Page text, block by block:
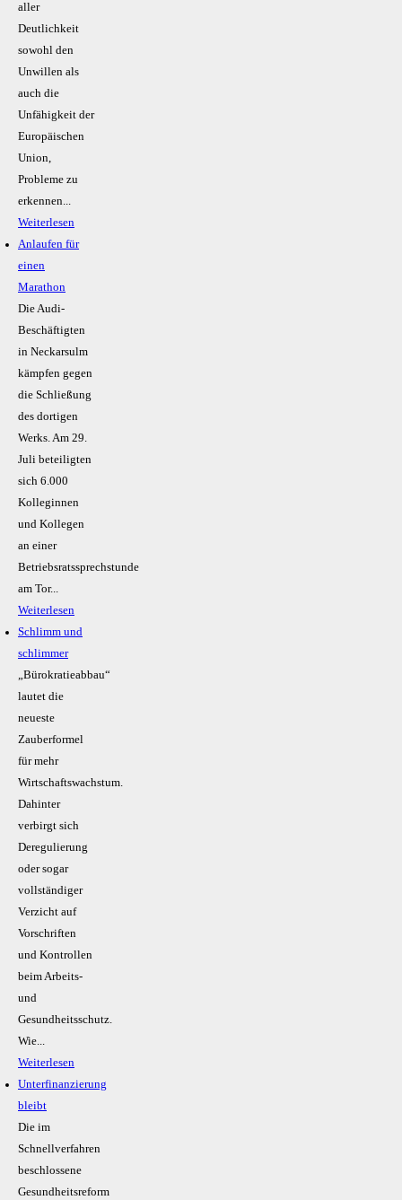
aller
Deutlichkeit
sowohl den
Unwillen als
auch die
Unfähigkeit der
Europäischen
Union,
Probleme zu
erkennen...
Weiterlesen
Anlaufen für
einen
Marathon
Die Audi-
Beschäftigten
in Neckarsulm
kämpfen gegen
die Schließung
des dortigen
Werks. Am 29.
Juli beteiligten
sich 6.000
Kolleginnen
und Kollegen
an einer
Betriebsratssprechstunde
am Tor...
Weiterlesen
Schlimm und
schlimmer
„Bürokratieabbau“
lautet die
neueste
Zauberformel
für mehr
Wirtschaftswachstum.
Dahinter
verbirgt sich
Deregulierung
oder sogar
vollständiger
Verzicht auf
Vorschriften
und Kontrollen
beim Arbeits-
und
Gesundheitsschutz.
Wie...
Weiterlesen
Unterfinanzierung
bleibt
Die im
Schnellverfahren
beschlossene
Gesundheitsreform